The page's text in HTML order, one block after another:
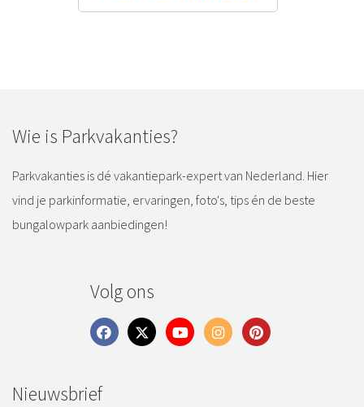
Wie is Parkvakanties?
Parkvakanties is dé vakantiepark-expert van Nederland. Hier
vind je parkinformatie, ervaringen, foto's, tips én de beste
bungalowpark aanbiedingen!
Volg ons
Nieuwsbrief